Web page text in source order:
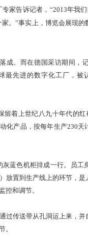
告诉记者，“2013年我
家。”事实上，博览会展现的
成。而在德国采访期间，
先进的数字化工厂，被
着上世纪八九十年代的红
化产品，按每年生产230天
色机柜排成一行。员工
放置到生产线上的环节，
监控和调节。
传送带从孔洞运上来，并
节。